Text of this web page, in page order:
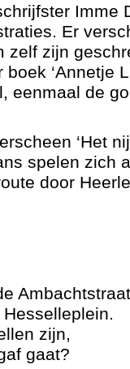
Imme
Er
zelf zijn
‘Annetje
eenmaal de
‘Het
spelen zich
door
Ambachtstraat
zijn,
gaat?